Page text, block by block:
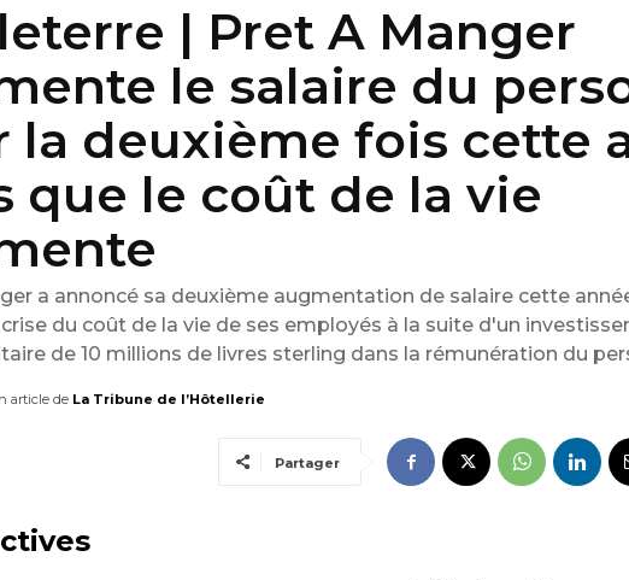
| Pret A Manger
le salaire du
la deuxième fois cette
que le coût de la vie
a annoncé sa deuxième augmentation de salaire cette
du coût de la vie de ses employés à la suite d'un
de 10 millions de livres sterling dans la rémunération du
article de La Tribune de l’Hôtellerie
Partager